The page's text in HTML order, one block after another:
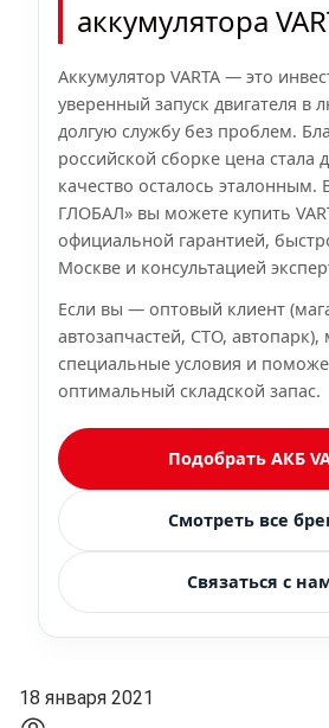
аккумулятора
Аккумулятор VARTA — это
уверенный запуск двигателя в
долгую службу без проблем.
российской сборке цена стала
качество осталось
ГЛОБАЛ» вы можете купить
официальной гарантией,
Москве и консультацией
Если вы — оптовый клиент
автозапчастей, СТО,
специальные условия и
оптимальный складской запас.
Подобрать АКБ
Смотреть все
Связаться с
18 января 2021